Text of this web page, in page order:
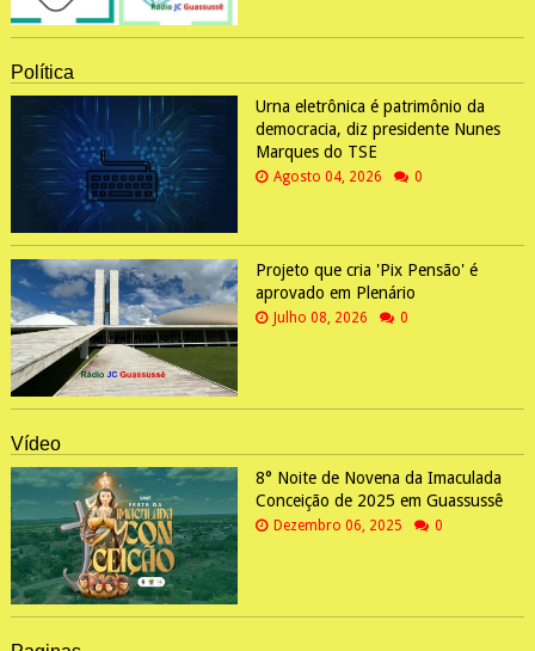
Política
Urna eletrônica é patrimônio da
democracia, diz presidente Nunes
Marques do TSE
Agosto 04, 2026 0
Projeto que cria 'Pix Pensão' é
aprovado em Plenário
Julho 08, 2026 0
Vídeo
8° Noite de Novena da Imaculada
Conceição de 2025 em Guassussê
Dezembro 06, 2025 0